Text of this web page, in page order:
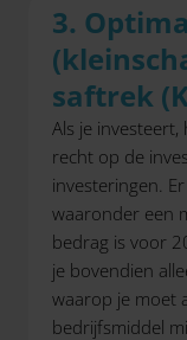
3.
(
saftrek
Als je
recht op de
investeringen.
waaronder een
bedrag is voor
je bovendien
waarop je moet
bedrijfsmiddel